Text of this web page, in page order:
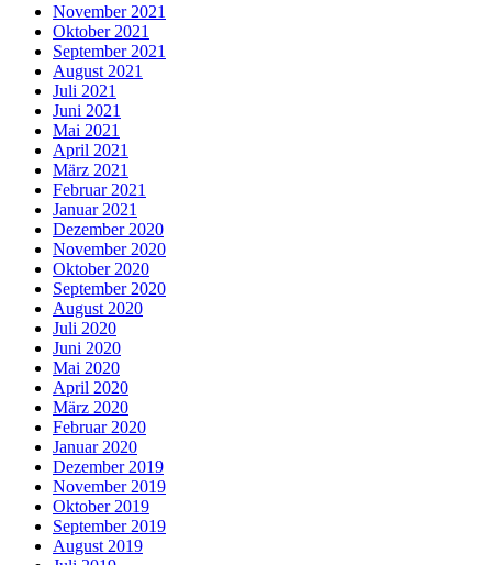
November 2021
Oktober 2021
September 2021
August 2021
Juli 2021
Juni 2021
Mai 2021
April 2021
März 2021
Februar 2021
Januar 2021
Dezember 2020
November 2020
Oktober 2020
September 2020
August 2020
Juli 2020
Juni 2020
Mai 2020
April 2020
März 2020
Februar 2020
Januar 2020
Dezember 2019
November 2019
Oktober 2019
September 2019
August 2019